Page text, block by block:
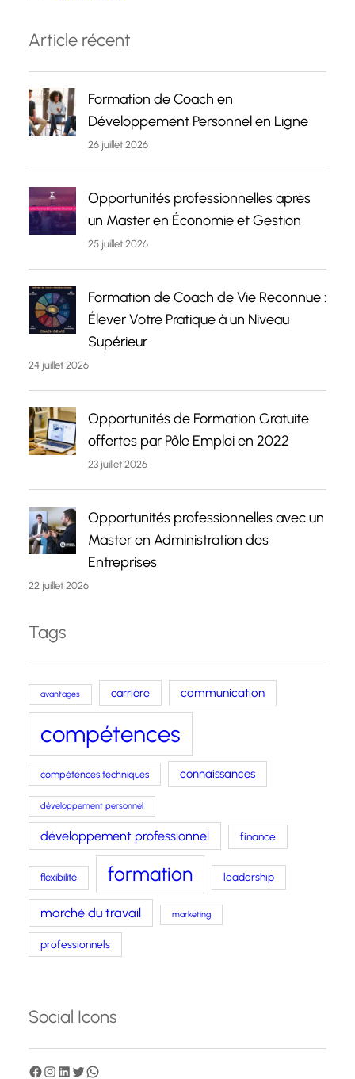
Article récent
Formation de Coach en
Développement Personnel en Ligne
26 juillet 2026
Opportunités professionnelles après
un Master en Économie et Gestion
25 juillet 2026
Formation de Coach de Vie Reconnue :
Élever Votre Pratique à un Niveau
Supérieur
24 juillet 2026
Opportunités de Formation Gratuite
offertes par Pôle Emploi en 2022
23 juillet 2026
Opportunités professionnelles avec un
Master en Administration des
Entreprises
22 juillet 2026
Tags
avantages carrière communication
compétences
compétences techniques connaissances
développement personnel
développement professionnel finance
flexibilité formation leadership
marché du travail marketing
professionnels
Social Icons